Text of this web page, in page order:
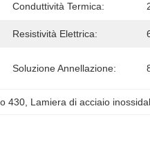
Conduttività Termica:
Resistività Elettrica:
Soluzione Annellazione:
430 Lamiera di acciaio